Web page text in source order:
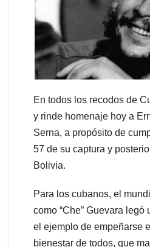
En todos los recodos de
y rinde homenaje hoy a
Serna, a propósito de
57 de su captura y
Bolivia.
Para los cubanos, el
como “Che” Guevara
el ejemplo de empeñarse
bienestar de todos, que